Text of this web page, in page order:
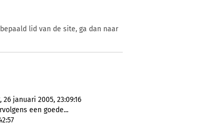
lid van de site, ga dan naar
januari 2005, 23:09:16
een goede...